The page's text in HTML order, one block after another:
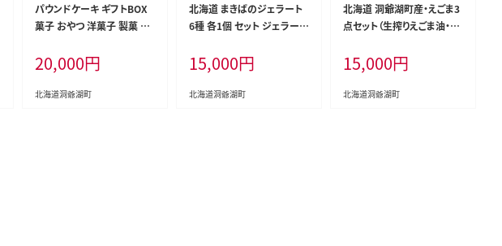
パウンドケーキ ギフトBOX
菓子 おやつ 洋菓子 製菓 ケ
ル カフェ ティータイム 贈り
物 ギフト 人気 土産 詰め合
わせ お取り寄せ 送料無料
20,000円
北海道洞爺湖町
北海道 まきばのジェラート
6種 各1個 セット ジェラート
ルの塩 とうもろこし かぼち
ゃ 白花豆 アイスクリーム 保
存料不使用 シャーベット 地
15,000円
北海道洞爺湖町
北海道 洞爺湖町産・えごま3
点セット（生搾りえごま油・エ
15,000円
北海道洞爺湖町